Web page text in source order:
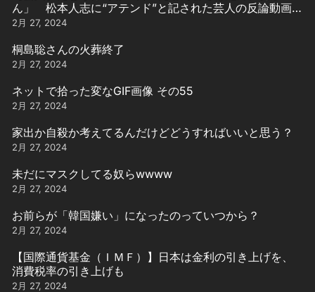
ん」 松本人志に“アテンド”と記された芸人の反論動画引
用
2月 27, 2024
桐島聡さんの火葬終了
2月 27, 2024
ネットで拾った変なGIF画像 その55
2月 27, 2024
家出か自殺か考えてるんだけどどうすればいいと思う？
2月 27, 2024
未だにマスクしてる奴らwwww
2月 27, 2024
お前らが「韓国嫌い」になったのっていつから？
2月 27, 2024
【国際通貨基金（ＩＭＦ）】日本は金利の引き上げを、
消費税率の引き上げも
2月 27, 2024